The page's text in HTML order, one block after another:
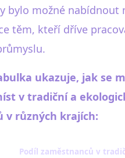
bylo možné nabídnout
těm, kteří dříve
ukazuje, jak se
v tradiční a
v různých krajích:
Podíl zaměstnanců v